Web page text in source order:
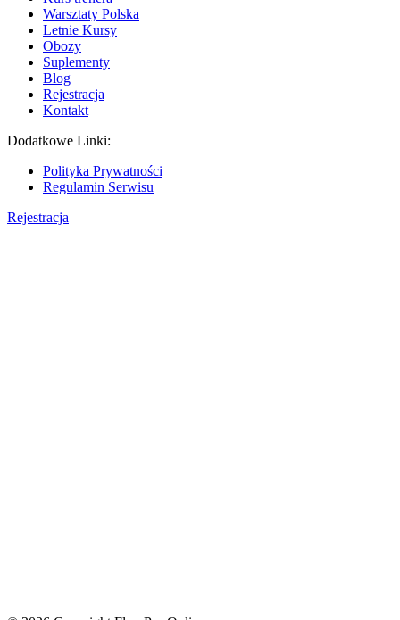
Warsztaty Polska
Letnie Kursy
Obozy
Suplementy
Blog
Rejestracja
Kontakt
Dodatkowe Linki:
Polityka Prywatności
Regulamin Serwisu
Rejestracja